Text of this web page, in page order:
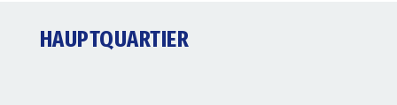
HAUPTQUARTIER